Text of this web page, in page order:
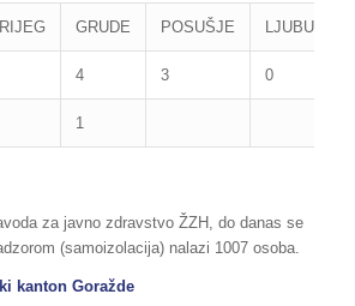
GRUDE POSUŠJE LJUBUŠKI
4 3 0
1
za javno zdravstvo ŽZH, do danas se
(samoizolacija) nalazi 1007 osoba.
kanton Goražde